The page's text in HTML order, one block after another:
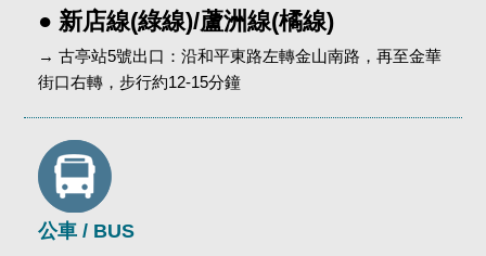
● 新店線(綠線)/蘆洲線(橘線)
→ 古亭站5號出口：沿和平東路左轉金山南路，再至金華
街口右轉，步行約12-15分鐘
公車 / BUS